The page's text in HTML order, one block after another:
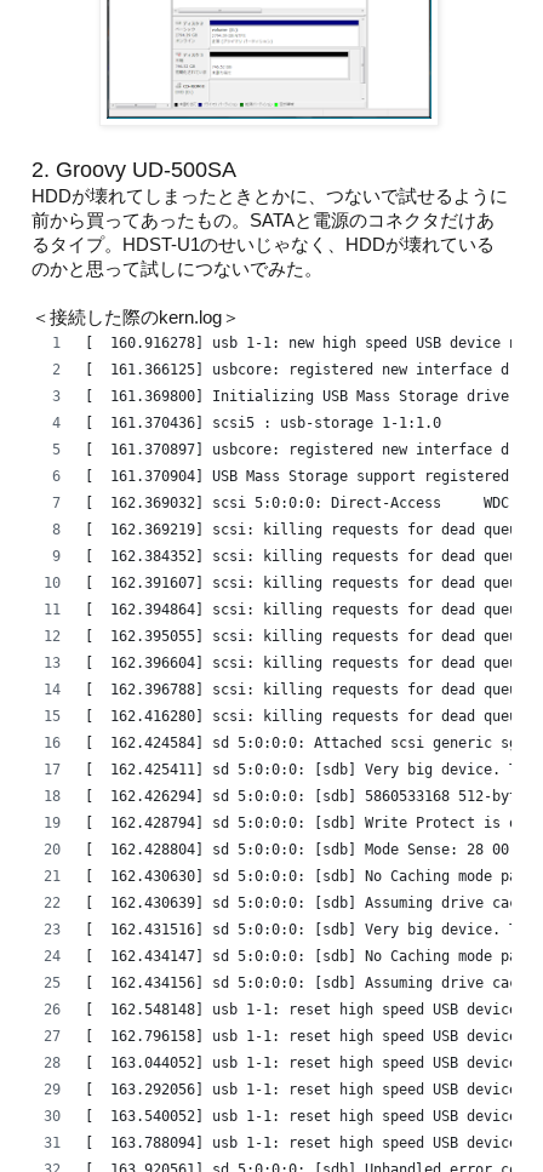
2. Groovy UD-500SA
HDDが壊れてしまったときとかに、つないで試せるように
前から買ってあったもの。SATAと電源のコネクタだけあ
るタイプ。HDST-U1のせいじゃなく、HDDが壊れている
のかと思って試しにつないでみた。
＜接続した際のkern.log＞
[  160.916278] usb 1-1: new high speed USB device
[  161.366125] usbcore: registered new interface
[  161.369800] Initializing USB Mass Storage driver...
[  161.370436] scsi5 : usb-storage 1-1:1.0
[  161.370897] usbcore: registered new interface
[  161.370904] USB Mass Storage support registered.
[  162.369032] scsi 5:0:0:0: Direct-Access     WDC
[  162.369219] scsi: killing requests for dead queue
[  162.384352] scsi: killing requests for dead queue
[  162.391607] scsi: killing requests for dead queue
[  162.394864] scsi: killing requests for dead queue
[  162.395055] scsi: killing requests for dead queue
[  162.396604] scsi: killing requests for dead queue
[  162.396788] scsi: killing requests for dead queue
[  162.416280] scsi: killing requests for dead queue
[  162.424584] sd 5:0:0:0: Attached scsi generic sg1
[  162.425411] sd 5:0:0:0: [sdb] Very big device. Trying
[  162.426294] sd 5:0:0:0: [sdb] 5860533168 512-
[  162.428794] sd 5:0:0:0: [sdb] Write Protect is off
[  162.428804] sd 5:0:0:0: [sdb] Mode Sense: 28 00 00
[  162.430630] sd 5:0:0:0: [sdb] No Caching mode page
[  162.430639] sd 5:0:0:0: [sdb] Assuming drive
[  162.431516] sd 5:0:0:0: [sdb] Very big device. Trying
[  162.434147] sd 5:0:0:0: [sdb] No Caching mode page
[  162.434156] sd 5:0:0:0: [sdb] Assuming drive
[  162.548148] usb 1-1: reset high speed USB device
[  162.796158] usb 1-1: reset high speed USB device
[  163.044052] usb 1-1: reset high speed USB device
[  163.292056] usb 1-1: reset high speed USB device
[  163.540052] usb 1-1: reset high speed USB device
[  163.788094] usb 1-1: reset high speed USB device